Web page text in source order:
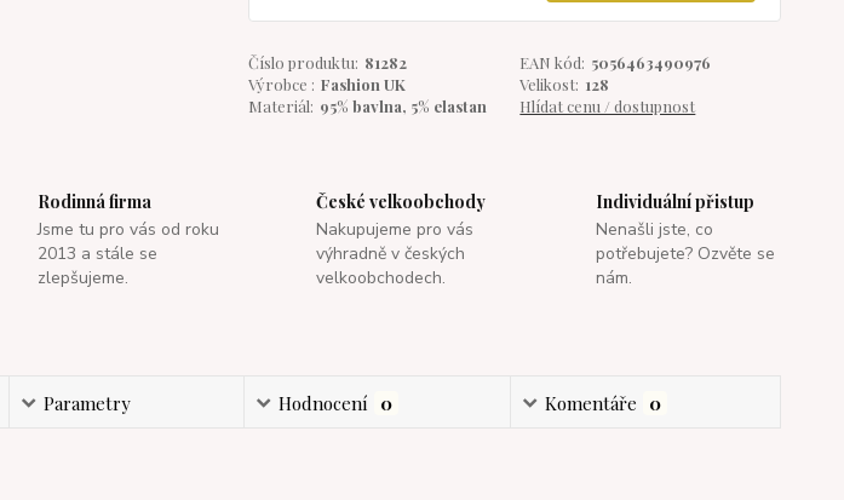
Číslo produktu: 81282 EAN kód: 5056463490976
Výrobce : Fashion UK Velikost: 128
Materiál: 95% bavlna, 5% elastan Hlídat cenu / dostupnost
Rodinná firma
Jsme tu pro vás od roku
2013 a stále se
zlepšujeme.
České velkoobchody
Nakupujeme pro vás
výhradně v českých
velkoobchodech.
Individuální přistup
Nenašli jste, co
potřebujete? Ozvěte se
nám.
Parametry Hodnocení 0 Komentáře 0